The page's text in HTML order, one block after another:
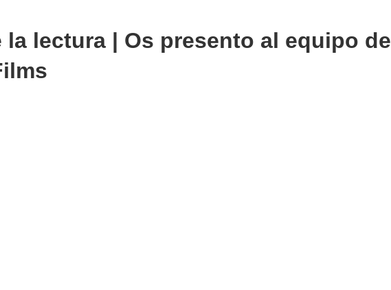
la lectura | Os presento al equipo de